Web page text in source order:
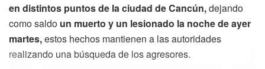
en distintos puntos de la ciudad de Cancún,dejando
como saldo un muerto y un lesionado la noche de ayer
martes,estos hechos mantienen a las autoridades
realizando una búsqueda de los agresores.